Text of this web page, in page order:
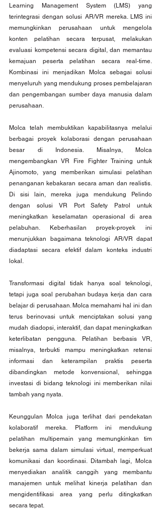
Learning Management System (LMS) yang
terintegrasi dengan solusi AR/VR mereka. LMS ini
memungkinkan perusahaan untuk mengelola
konten pelatihan secara terpusat, melakukan
evaluasi kompetensi secara digital, dan memantau
kemajuan peserta pelatihan secara real-time.
Kombinasi ini menjadikan Molca sebagai solusi
menyeluruh yang mendukung proses pembelajaran
dan pengembangan sumber daya manusia dalam
perusahaan.
Molca telah membuktikan kapabilitasnya melalui
berbagai proyek kolaborasi dengan perusahaan
besar di Indonesia. Misalnya, Molca
mengembangkan VR Fire Fighter Training untuk
Ajinomoto, yang memberikan simulasi pelatihan
penanganan kebakaran secara aman dan realistis.
Di sisi lain, mereka juga mendukung Pelindo
dengan solusi VR Port Safety Patrol untuk
meningkatkan keselamatan operasional di area
pelabuhan. Keberhasilan proyek-proyek ini
menunjukkan bagaimana teknologi AR/VR dapat
diadaptasi secara efektif dalam konteks industri
lokal.
Transformasi digital tidak hanya soal teknologi,
tetapi juga soal perubahan budaya kerja dan cara
belajar di perusahaan. Molca memahami hal ini dan
terus berinovasi untuk menciptakan solusi yang
mudah diadopsi, interaktif, dan dapat meningkatkan
keterlibatan pengguna. Pelatihan berbasis VR,
misalnya, terbukti mampu meningkatkan retensi
informasi dan keterampilan praktis peserta
dibandingkan metode konvensional, sehingga
investasi di bidang teknologi ini memberikan nilai
tambah yang nyata.
Keunggulan Molca juga terlihat dari pendekatan
kolaboratif mereka. Platform ini mendukung
pelatihan multipemain yang memungkinkan tim
bekerja sama dalam simulasi virtual, memperkuat
komunikasi dan koordinasi. Ditambah lagi, Molca
menyediakan analitik canggih yang membantu
manajemen untuk melihat kinerja pelatihan dan
mengidentifikasi area yang perlu ditingkatkan
secara tepat.